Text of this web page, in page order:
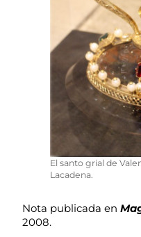
El santo grial de
Lacadena.
Nota publicada en
2008.